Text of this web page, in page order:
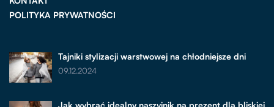
POLITYKA PRYWATNOŚCI
Tajniki stylizacji warstwowej na chłodniejsze dni
09.12.2024
Jak wybrać idealny naszyjnik na prezent dla bliskiej